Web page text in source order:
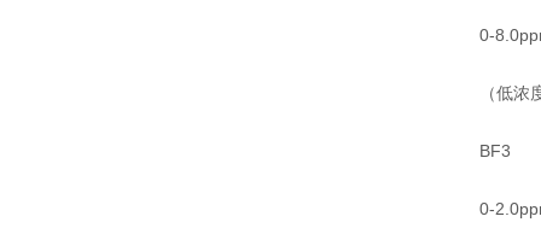
0-
（低浓
BF3
0-